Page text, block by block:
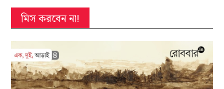
মিস করবেন না!